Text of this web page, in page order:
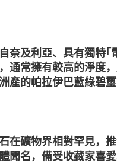
奈及利亞、具有獨特
通常擁有較高的淨度
產的帕拉伊巴藍綠碧
在礦物界相對罕見，
聞名，備受收藏家喜愛